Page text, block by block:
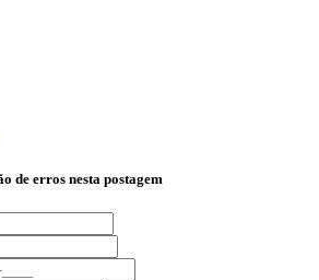
de erros nesta postagem